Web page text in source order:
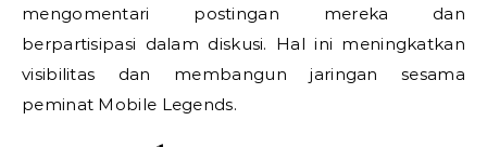
mengomentari postingan mereka dan
berpartisipasi dalam diskusi. Hal ini meningkatkan
visibilitas dan membangun jaringan sesama
peminat Mobile Legends.